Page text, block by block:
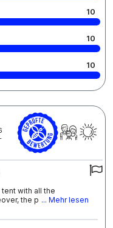
10
10
10
with all the
the p ... Mehr lesen